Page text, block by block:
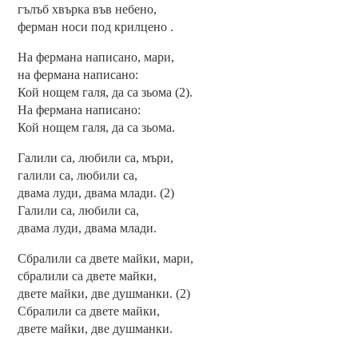
гълъб хвърка във небено,
ферман носи под крилцено .
На фермана написано, мари,
на фермана написано:
Кой нощем галя, да са зьома (2).
На фермана написано:
Кой нощем галя, да са зьома.
Галили са, любили са, мъри,
галили са, любили са,
двама луди, двама млади. (2)
Галили са, любили са,
двама луди, двама млади.
Сбралили са двете майки, мари,
сбралили са двете майки,
двете майки, две душманки. (2)
Сбралили са двете майки,
двете майки, две душманки.